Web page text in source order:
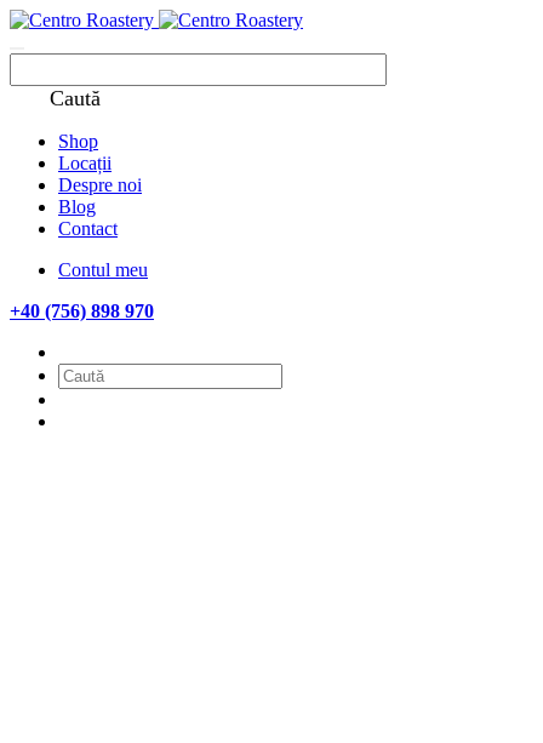
Caută
Shop
Locații
Despre noi
Blog
Contact
Contul meu
+40 (756) 898 970